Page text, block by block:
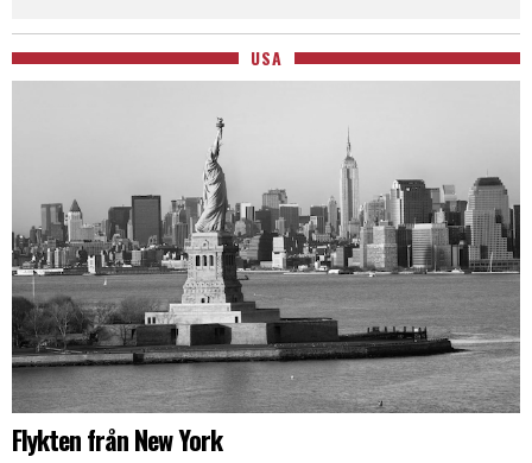
USA
Flykten från New York